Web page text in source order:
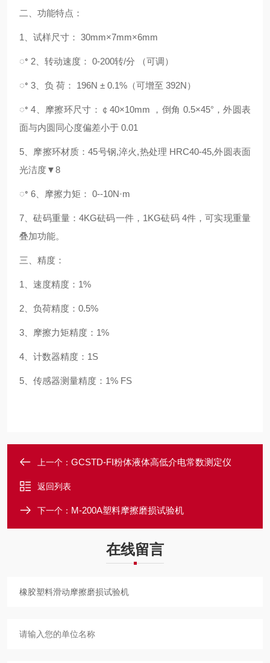
二、功能特点：
1、试样尺寸： 30mm×7mm×6mm
ꢀ 2、转动速度： 0-200转/分 （可调）
ꢀ 3、负 荷： 196N ± 0.1%（可增至 392N）
ꢀ 4、摩擦环尺寸：￠40×10mm ，倒角 0.5×45°，外圆表
面与内圆同心度偏差小于 0.01
5、摩擦环材质：45号钢,淬火,热处理 HRC40-45,外圆表面
光洁度▼8
ꢀ 6、摩擦力矩： 0--10N·m
7、砝码重量：4KG砝码一件，1KG砝码 4件，可实现重量
叠加功能。
三、精度：
1、速度精度：1%
2、负荷精度：0.5%
3、摩擦力矩精度：1%
4、计数器精度：1S
5、传感器测量精度：1% FS
上一个： GCSTD-FI粉体液体高低介电常数测定仪
返回列表
下一个： M-200A塑料摩擦磨损试验机
在线留言